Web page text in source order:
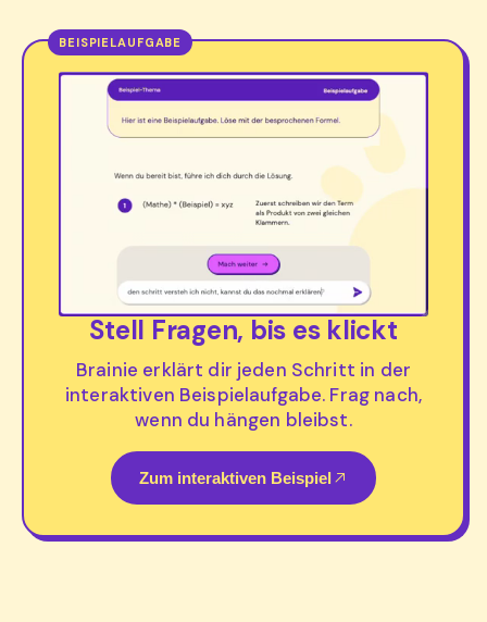
Stell Fragen, bis es klickt
Brainie erklärt dir jeden Schritt in der
interaktiven Beispielaufgabe. Frag nach,
wenn du hängen bleibst.
Zum interaktiven Beispiel